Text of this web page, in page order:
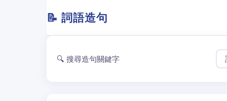
📝 詞語造句
🔍 搜尋造句關鍵字